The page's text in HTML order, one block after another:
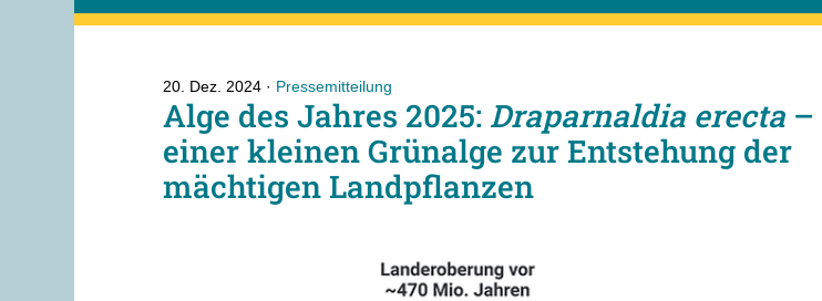
20. Dez. 2024 Pressemitteilung
Alge des Jahres 2025: Draparnaldia erecta –
einer kleinen Grünalge zur Entstehung der
mächtigen Landpflanzen